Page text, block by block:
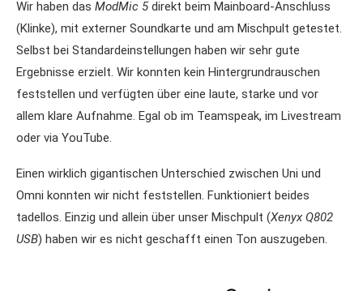
Wir haben das ModMic 5direkt beim Mainboard-Anschluss
(Klinke), mit externer Soundkarte und am Mischpult getestet.
Selbst bei Standardeinstellungen haben wir sehr gute
Ergebnisse erzielt. Wir konnten kein Hintergrundrauschen
feststellen und verfügten über eine laute, starke und vor
allem klare Aufnahme. Egal ob im Teamspeak, im Livestream
oder via YouTube.
Einen wirklich gigantischen Unterschied zwischen Uni und
Omni konnten wir nicht feststellen. Funktioniert beides
tadellos. Einzig und allein über unser Mischpult (Xenyx Q802
USB) haben wir es nicht geschafft einen Ton auszugeben.